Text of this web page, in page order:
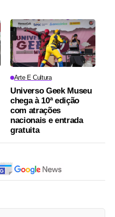
Arte E Cultura
Universo Geek Museu
chega à 10ª edição
com atrações
nacionais e entrada
gratuita